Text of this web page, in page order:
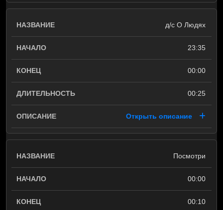
д/с О Людях
23:35
00:00
00:25
Открыть описание
Посмотри
00:00
00:10